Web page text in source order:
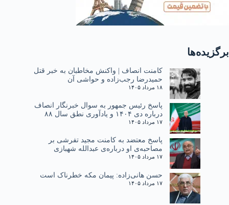
برگزیده‌ها
کامنت انصاف | واکنش مخاطبان به خبر قتل
حمیدرضا رجب‌زاده و حواشی آن
۱۸ مرداد ۱۴۰۵
پاسخ رئیس جمهور به سوال خبرنگار انصاف
درباره دی ۱۴۰۴ و یادآوری نطق سال ۸۸
۱۷ مرداد ۱۴۰۵
پاسخ معتضد به کامنت مجید تفرشی بر
مصاحبه‌ی او درباره‌ی عبدالله شهبازی
۱۷ مرداد ۱۴۰۵
حسن هانی‌زاده: پیمان مکه خطرناک است
۱۷ مرداد ۱۴۰۵